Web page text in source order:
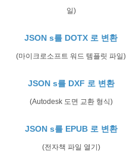
일)
JSON s를 DOTX 로 변환
(마이크로소프트 워드 템플릿 파일)
JSON s를 DXF 로 변환
(Autodesk 도면 교환 형식)
JSON s를 EPUB 로 변환
(전자책 파일 열기)